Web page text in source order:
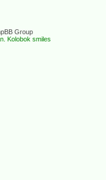
Group
Kolobok smiles